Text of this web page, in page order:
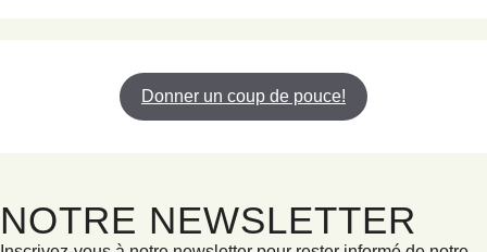
Donner un coup de pouce!
NOTRE NEWSLETTER